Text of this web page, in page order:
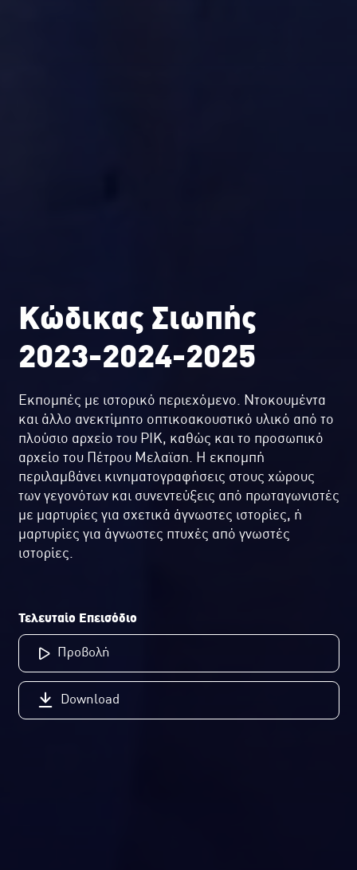
Κώδικας Σιωπής
2023-2024-2025
Εκπομπές με ιστορικό περιεχόμενο. Ντοκουμέντα
και άλλο ανεκτίμητο οπτικοακουστικό υλικό από το
πλούσιο αρχείο του ΡΙΚ, καθώς και το προσωπικό
αρχείο του Πέτρου Μελαϊση. Η εκπομπή
περιλαμβάνει κινηματογραφήσεις στους χώρους
των γεγονότων και συνεντεύξεις από πρωταγωνιστές
με μαρτυρίες για σχετικά άγνωστες ιστορίες, ή
μαρτυρίες για άγνωστες πτυχές από γνωστές
ιστορίες.
Τελευταίο Επεισόδιο
Προβολή
Download